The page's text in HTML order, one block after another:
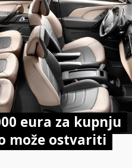
eura za kupnju
može ostvariti